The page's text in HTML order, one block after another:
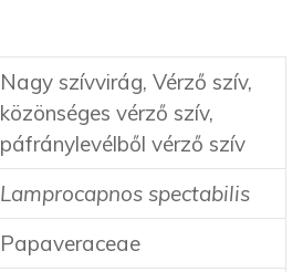
Nagy szívvirág, Vérző szív,
közönséges vérző szív,
páfránylevélből vérző szív
Lamprocapnos spectabilis
Papaveraceae